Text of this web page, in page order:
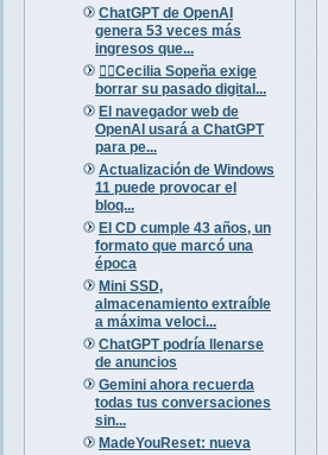
ChatGPT de OpenAI
genera 53 veces más
ingresos que...
🚴‍♀️Cecilia Sopeña exige
borrar su pasado digital...
El navegador web de
OpenAI usará a ChatGPT
para pe...
Actualización de Windows
11 puede provocar el
bloq...
El CD cumple 43 años, un
formato que marcó una
época
Mini SSD,
almacenamiento extraíble
a máxima veloci...
ChatGPT podría llenarse
de anuncios
Gemini ahora recuerda
todas tus conversaciones
sin...
MadeYouReset: nueva